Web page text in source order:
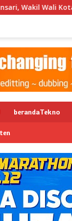
Dorong
berandaTekno